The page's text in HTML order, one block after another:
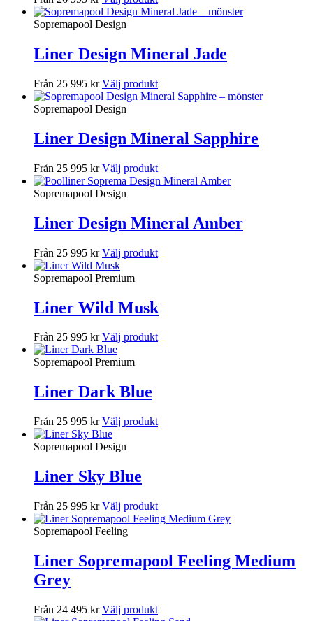
Sopremapool Design
Liner Design Mineral Jade
Från 25 995 kr Välj produkt
Sopremapool Design
Liner Design Mineral Sapphire
Från 25 995 kr Välj produkt
Sopremapool Design
Liner Design Mineral Amber
Från 25 995 kr Välj produkt
Sopremapool Premium
Liner Wild Musk
Från 25 995 kr Välj produkt
Sopremapool Premium
Liner Dark Blue
Från 25 995 kr Välj produkt
Sopremapool Design
Liner Sky Blue
Från 25 995 kr Välj produkt
Sopremapool Feeling
Liner Sopremapool Feeling Medium
Grey
Från 24 495 kr Välj produkt